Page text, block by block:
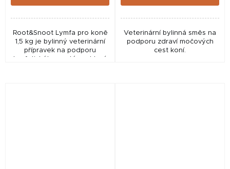
Root&Snoot Lymfa pro koně
1,5 kg je bylinný veterinární
přípravek na podporu
Veterinární bylinná směs na
podporu zdraví močových
cest koní.